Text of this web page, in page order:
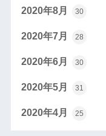
2020年8月 30
2020年7月 28
2020年6月 30
2020年5月 31
2020年4月 25